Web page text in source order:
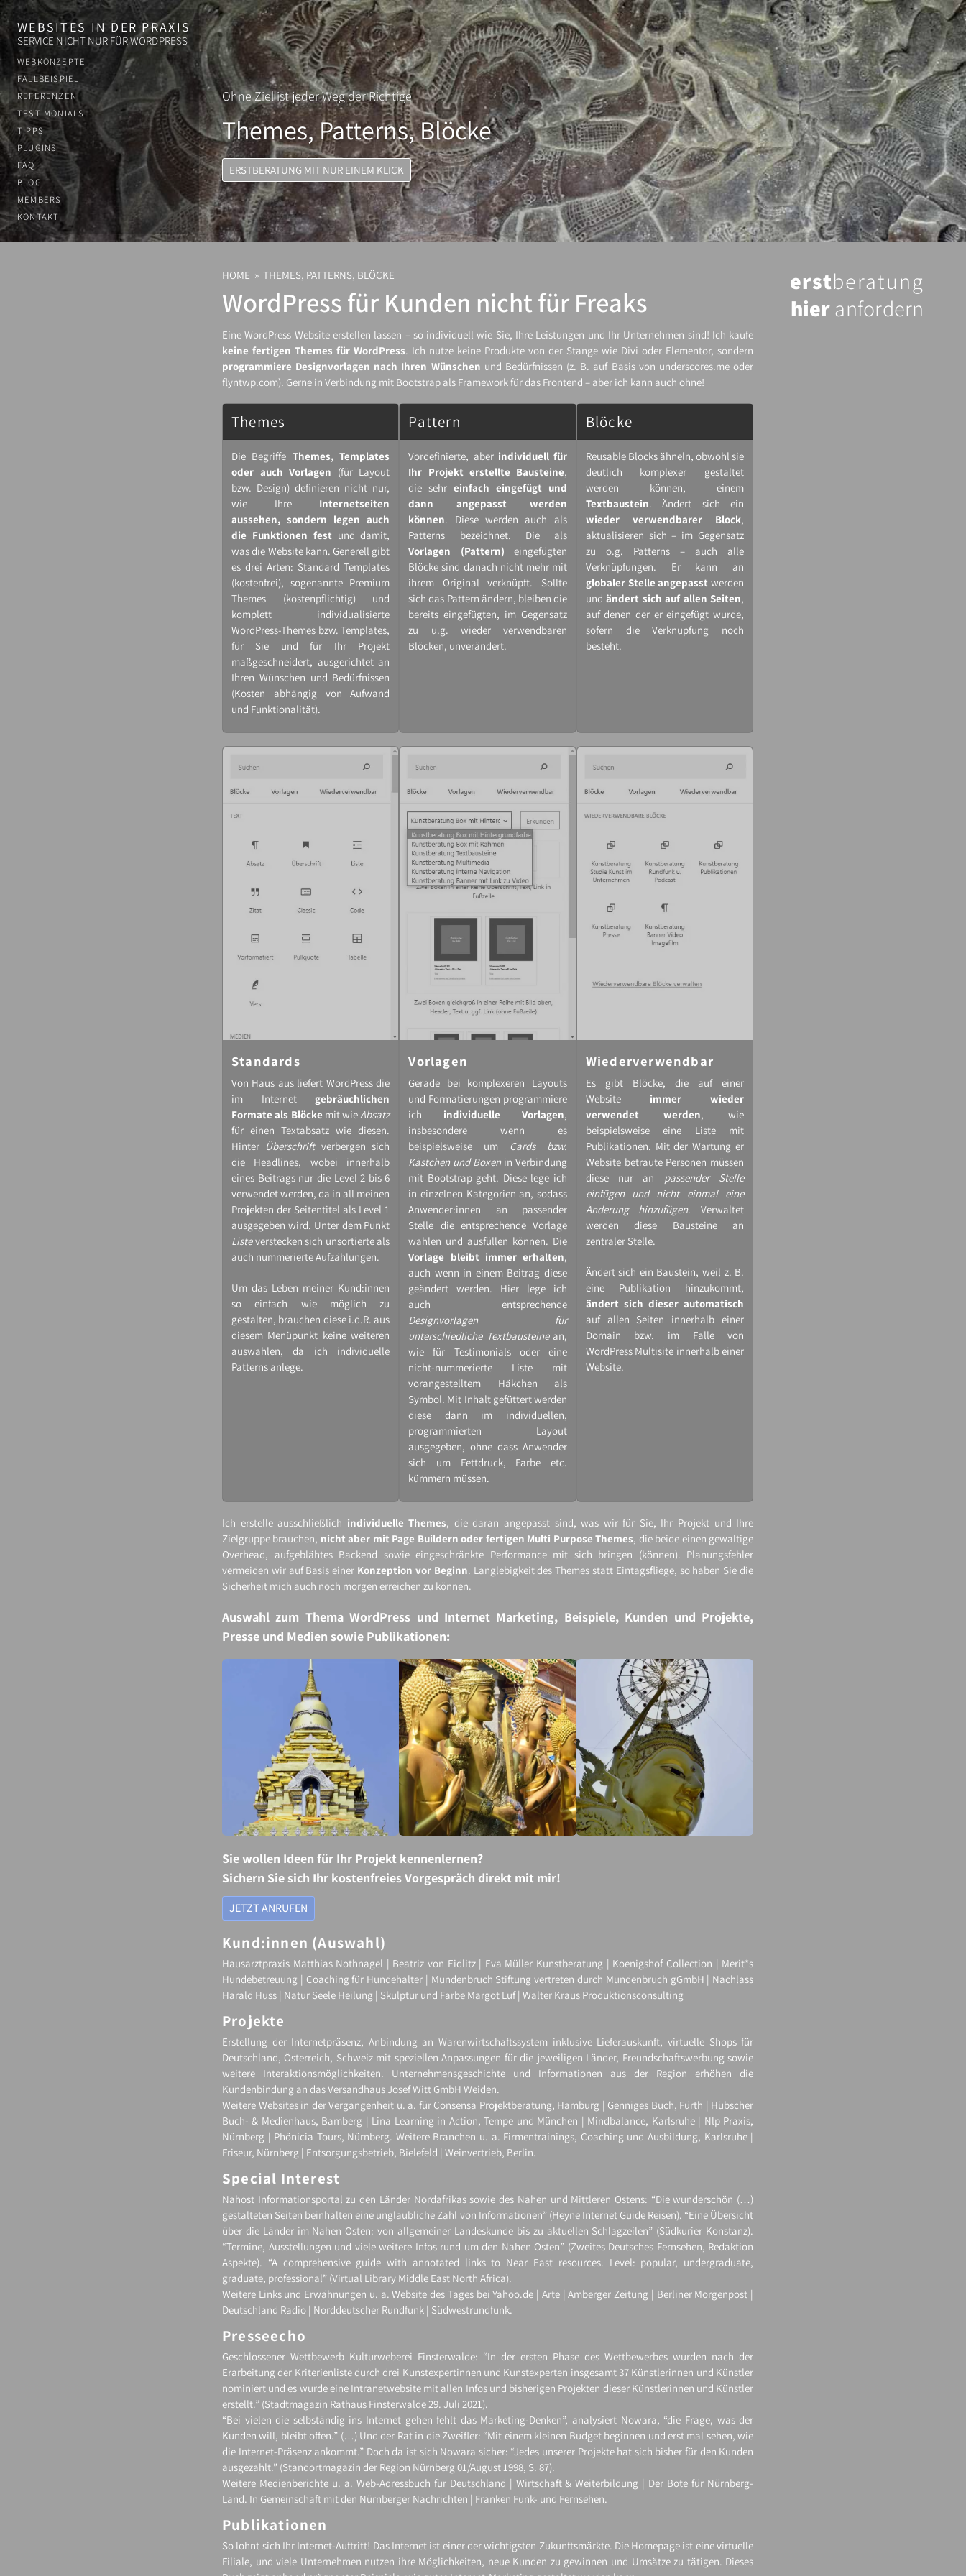
WEBSITES IN DER PRAXIS
SERVICE NICHT NUR FÜR WORDPRESS
WEBKONZEPTE
FALLBEISPIEL
REFERENZEN
TESTIMONIALS
TIPPS
PLUGINS
FAQ
BLOG
MEMBERS
KONTAKT
Ohne Ziel ist jeder Weg der Richtige
Themes, Patterns, Blöcke
ERSTBERATUNG MIT NUR EINEM KLICK
HOME » THEMES, PATTERNS, BLÖCKE
WordPress für Kunden nicht für Freaks
Eine WordPress Website erstellen lassen – so individuell wie Sie, Ihre Leistungen und Ihr Unternehmen sind! Ich kaufe
keine fertigen Themes für WordPress. Ich nutze keine Produkte von der Stange wie Divi oder Elementor, sondern
programmiere Designvorlagen nach Ihren Wünschen und Bedürfnissen (z. B. auf Basis von underscores.me oder
flyntwp.com). Gerne in Verbindung mit Bootstrap als Framework für das Frontend – aber ich kann auch ohne!
Themes
Die Begriffe Themes, Templates
oder auch Vorlagen (für Layout
bzw. Design) definieren nicht nur,
wie Ihre Internetseiten
aussehen, sondern legen auch
die Funktionen festund damit,
was die Website kann. Generell gibt
es drei Arten: Standard Templates
(kostenfrei), sogenannte Premium
Themes (kostenpflichtig) und
komplett individualisierte
WordPress-​Themes bzw. Templates,
für Sie und für Ihr Projekt
maßgeschneidert, ausgerichtet an
Ihren Wünschen und Bedürfnissen
(Kosten abhängig von Aufwand
und Funktionalität).
Pattern
Vordefinierte, aber individuell für
Ihr Projekt erstellte Bausteine,
die sehreinfach eingefügt und
dann angepasst werden
können. Diese werden auch als
Patterns bezeichnet. Die als
Vorlagen (Pattern) eingefügten
Blöcke sind danach nicht mehr mit
ihrem Original verknüpft. Sollte
sich das Pattern ändern, bleiben die
bereits eingefügten, im Gegensatz
zu u.g. wieder verwendbaren
Blöcken, unverändert.
Blöcke
Reusable Blocks ähneln, obwohl sie
deutlich komplexer gestaltet
werden können, einem
Textbaustein. Ändert sich ein
wieder verwendbarer Block,
aktualisieren sich – im Gegensatz
zu o.g. Patterns – auch alle
Verknüpfungen. Er kann an
globaler Stelle angepasst werden
undändert sich auf allen Seiten,
auf denen der er eingefügt wurde,
sofern die Verknüpfung noch
besteht.
Standards
Von Haus aus liefert WordPress die
im Internet gebräuchlichen
Formate als Blöcke mit wie Absatz
für einen Textabsatz wie diesen.
Hinter Überschriftverbergen sich
die Headlines, wobei innerhalb
eines Beitrags nur die Level 2 bis 6
verwendet werden, da in all meinen
Projekten der Seitentitel als Level 1
ausgegeben wird. Unter dem Punkt
Listeverstecken sich unsortierte als
auch nummerierte Aufzählungen.
Um das Leben meiner Kund:innen
so einfach wie möglich zu
gestalten, brauchen diese i.d.R. aus
diesem Menüpunkt keine weiteren
auswählen, da ich individuelle
Patterns anlege.
Vorlagen
Gerade bei komplexeren Layouts
und Formatierungen programmiere
ich individuelle Vorlagen,
insbesondere wenn es
beispielsweise um
Cards bzw.
Kästchen und Boxenin Verbindung
mit Bootstrap geht. Diese lege ich
in einzelnen Kategorien an, sodass
Anwender:innen an passender
Stelle die entsprechende Vorlage
wählen und ausfüllen können. Die
Vorlage bleibt immer erhalten,
auch wenn in einem Beitrag diese
geändert werden. Hier lege ich
auch entsprechende
Designvorlagen für
unterschiedliche Textbausteinean,
wie für Testimonials oder eine
nicht-​nummerierte Liste mit
vorangestelltem Häkchen als
Symbol. Mit Inhalt gefüttert werden
diese dann im individuellen,
programmierten Layout
ausgegeben, ohne dass Anwender
sich um Fettdruck, Farbe etc.
kümmern müssen.
Wiederverwendbar
Es gibt Blöcke, die auf einer
Website immer wieder
verwendet werden, wie
beispielsweise eine Liste mit
Publikationen. Mit der Wartung er
Website betraute Personen müssen
diese nur an passender Stelle
einfügen und nicht einmal eine
Änderung hinzufügen. Verwaltet
werden diese Bausteine an
zentraler Stelle.
Ändert sich ein Baustein, weil z. B.
eine Publikation hinzukommt,
ändert sich dieser automatisch
auf allen Seiten innerhalb einer
Domain bzw. im Falle von
WordPress Multisite innerhalb einer
Website.
Ich erstelle ausschließlich individuelle Themes, die daran angepasst sind, was wir für Sie, Ihr Projekt und Ihre
Zielgruppe brauchen, nicht aber mit Page Buildern oder fertigen Multi Purpose Themes, die beide einen gewaltige
Overhead, aufgeblähtes Backend sowie eingeschränkte Performance mit sich bringen (können). Planungsfehler
vermeiden wir auf Basis einer Konzeption vor Beginn. Langlebigkeit des Themes statt Eintagsfliege, so haben Sie die
Sicherheit mich auch noch morgen erreichen zu können.
Auswahl zum Thema WordPress und Internet Marketing, Beispiele, Kunden und Projekte,
Presse und Medien sowie Publikationen:
Sie wollen Ideen für Ihr Projekt kennenlernen?
Sichern Sie sich Ihr kostenfreies Vorgespräch direkt mit mir!
JETZT ANRUFEN
Kund:innen (Auswahl)
Hausarztpraxis Matthias Nothnagel | Beatriz von Eidlitz | Eva Müller Kunstberatung | Koenigshof Collection | Merit*s
Hundebetreuung | Coaching für Hundehalter | Mundenbruch Stiftung vertreten durch Mundenbruch gGmbH | Nachlass
Harald Huss | Natur Seele Heilung | Skulptur und Farbe Margot Luf | Walter Kraus Produktionsconsulting
Projekte
Erstellung der Internetpräsenz, Anbindung an Warenwirtschaftssystem inklusive Lieferauskunft, virtuelle Shops für
Deutschland, Österreich, Schweiz mit speziellen Anpassungen für die jeweiligen Länder, Freundschaftswerbung sowie
weitere Interaktionsmöglichkeiten. Unternehmensgeschichte und Informationen aus der Region erhöhen die
Kundenbindung an das Versandhaus Josef Witt GmbH Weiden.
Weitere Websites in der Vergangenheit u. a. für Consensa Projektberatung, Hamburg | Genniges Buch, Fürth | Hübscher
Buch- & Medienhaus, Bamberg | Lina Learning in Action, Tempe und München | Mindbalance, Karlsruhe | Nlp Praxis,
Nürnberg | Phönicia Tours, Nürnberg. Weitere Branchen u. a. Firmentrainings, Coaching und Ausbildung, Karlsruhe |
Friseur, Nürnberg | Entsorgungsbetrieb, Bielefeld | Weinvertrieb, Berlin.
Special Interest
Nahost Informationsportal zu den Länder Nordafrikas sowie des Nahen und Mittleren Ostens: “Die wunderschön (…)
gestalteten Seiten beinhalten eine unglaubliche Zahl von Informationen” (Heyne Internet Guide Reisen). “Eine Übersicht
über die Länder im Nahen Osten: von allgemeiner Landeskunde bis zu aktuellen Schlagzeilen” (Südkurier Konstanz).
“Termine, Ausstellungen und viele weitere Infos rund um den Nahen Osten” (Zweites Deutsches Fernsehen, Redaktion
Aspekte). “A comprehensive guide with annotated links to Near East resources. Level: popular, undergraduate,
graduate, professional” (Virtual Library Middle East North Africa).
Weitere Links und Erwähnungen u. a. Website des Tages bei Yahoo.de | Arte | Amberger Zeitung | Berliner Morgenpost |
Deutschland Radio | Norddeutscher Rundfunk | Südwestrundfunk.
Presseecho
Geschlossener Wettbewerb Kulturweberei Finsterwalde: “In der ersten Phase des Wettbewerbes wurden nach der
Erarbeitung der Kriterienliste durch drei Kunstexpertinnen und Kunstexperten insgesamt 37 Künstlerinnen und Künstler
nominiert und es wurde eine Intranetwebsite mit allen Infos und bisherigen Projekten dieser Künstlerinnen und Künstler
erstellt.” (Stadtmagazin Rathaus Finsterwalde 29. Juli 2021).
“Bei vielen die selbständig ins Internet gehen fehlt das Marketing-​Denken”, analysiert Nowara, “die Frage, was der
Kunden will, bleibt offen.” (…) Und der Rat in die Zweifler: “Mit einem kleinen Budget beginnen und erst mal sehen, wie
die Internet-​Präsenz ankommt.” Doch da ist sich Nowara sicher: “Jedes unserer Projekte hat sich bisher für den Kunden
ausgezahlt.” (Standortmagazin der Region Nürnberg 01/August 1998, S. 87).
Weitere Medienberichte u. a. Web-​Adressbuch für Deutschland | Wirtschaft & Weiterbildung | Der Bote für Nürnberg-​
Land. In Gemeinschaft mit den Nürnberger Nachrichten | Franken Funk- und Fernsehen.
Publikationen
So lohnt sich Ihr Internet-​Auftritt! Das Internet ist einer der wichtigsten Zukunftsmärkte. Die Homepage ist eine virtuelle
Filiale, und viele Unternehmen nutzen ihre Möglichkeiten, neue Kunden zu gewinnen und Umsätze zu tätigen. Dieses
erstberatung
hieranfordern